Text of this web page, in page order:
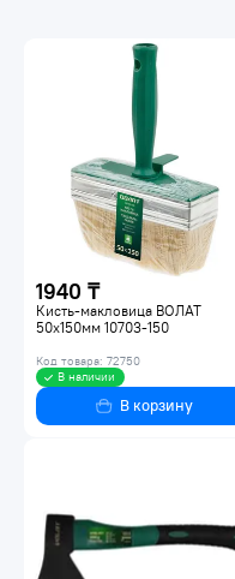
1940 ₸
Кисть-макловица ВОЛАТ
50х150мм 10703-150
Код товара: 72750
В наличии
В корзину